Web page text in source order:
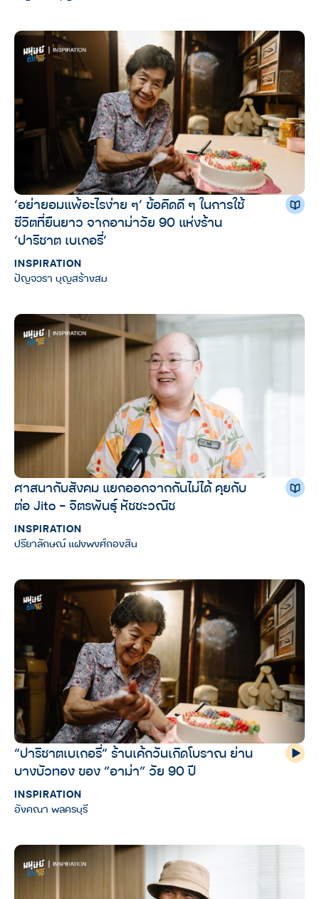
‘อย่ายอมแพ้อะไรง่าย ๆ’ ข้อคิดดี ๆ ในการใช้
ชีวิตที่ยืนยาว จากอาม่าวัย 90 แห่งร้าน
‘ปาริชาต เบเกอรี่’
INSPIRATION
ปัญจวรา บุญสร้างสม
ศาสนากับสังคม แยกออกจากกันไม่ได้ คุยกับ
ต่อ Jito – จิตรพันธุ์ หัชชะวณิช
INSPIRATION
ปรียาลักษณ์ แฝงพงศ์กองสิน
“ปาริชาตเบเกอรี่” ร้านเค้กวันเกิดโบราณ ย่าน
บางบัวทอง ของ “อาม่า” วัย 90 ปี
INSPIRATION
อังคณา พลครบุรี